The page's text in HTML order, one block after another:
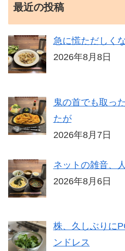
最近の投稿
急に慌ただしく
2026年8月8日
鬼の首でも取っ
たが
2026年8月7日
ネットの雑音、
2026年8月6日
株、久しぶりに
ンドレス